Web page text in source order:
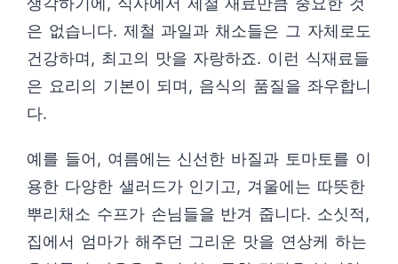
은 없습니다. 제철 과일과 채소들은 그 자체로도
건강하며, 최고의 맛을 자랑하죠. 이런 식재료들
은 요리의 기본이 되며, 음식의 품질을 좌우합니
다.
예를 들어, 여름에는 신선한 바질과 토마토를 이
용한 다양한 샐러드가 인기고, 겨울에는 따뜻한
뿌리채소 수프가 손님들을 반겨 줍니다. 소싯적,
집에서 엄마가 해주던 그리운 맛을 연상케 하는